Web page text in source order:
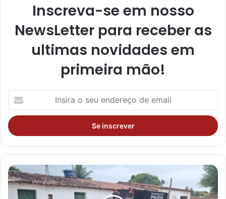
Inscreva-se em nosso
NewsLetter para receber as
ultimas novidades em
primeira mão!
i
a
s
e
u